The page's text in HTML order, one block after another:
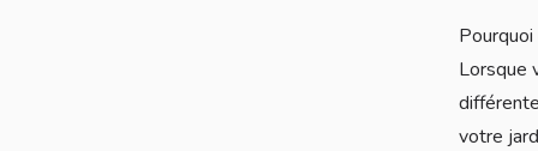
Lorsque
votre